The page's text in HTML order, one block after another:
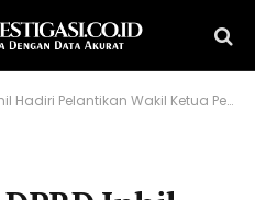
Wakil Ketua Pengadilan Agama Tembilahan